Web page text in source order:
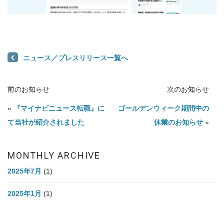
ニュース／プレスリリース一覧へ
前のお知らせ
«
『マイナビニュース転職』に
て当社が紹介されました
次のお知らせ
ゴールデンウィーク期間中の
休業のお知らせ »
MONTHLY ARCHIVE
2025年7月 (1)
2025年1月 (1)